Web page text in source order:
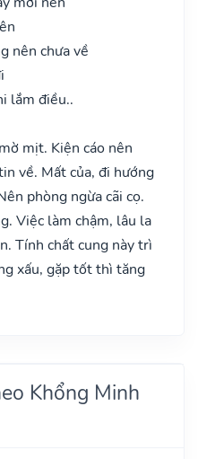
nên chưa về
lắm điều..
mịt. Kiện cáo nên
về. Mất của, đi hướng
phòng ngừa cãi cọ.
Việc làm chậm, lâu la
Tính chất cung này trì
xấu, gặp tốt thì tăng
Khổng Minh